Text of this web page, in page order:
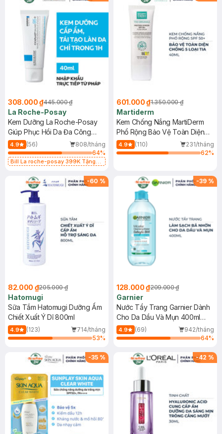
308.000 ₫445.000 ₫
La Roche-Posay
Kem Dưỡng La Roche-Posay
Giúp Phục Hồi Da Đa Công
Dụng 40ml
4.9 (56)
808/tháng
64%
Bill La roche-posay 399K Tặng
(SL có hạn)
601.000 ₫1.350.000 ₫
Martiderm
Kem Chống Nắng MartiDerm
Phổ Rộng Bảo Vệ Toàn Diện
40ml
4.9 (110)
231/tháng
62%
-60 %
82.000 ₫205.000 ₫
Hatomugi
Sữa Tắm Hatomugi Dưỡng Ẩm
Chiết Xuất Ý Dĩ 800ml
4.9 (123)
714/tháng
53%
-39 %
128.000 ₫209.000 ₫
Garnier
Nước Tẩy Trang Garnier Dành
Cho Da Dầu Và Mụn 400ml
(Mới)
4.9 (69)
942/tháng
64%
-35 % -42 %